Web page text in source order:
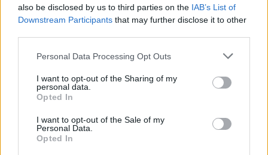
also be disclosed by us to third parties on the IAB’s List of
Downstream Participants that may further disclose it to other
Personal Data Processing Opt Outs
I want to opt-out of the Sharing of my
personal data.
Opted In
I want to opt-out of the Sale of my
Personal Data.
Opted In
šmartno ob paki
šaleški biser pitniki
SORODNE NOVICE
Ob povečanem številu podtaknjenih
požarov pozivi občanom k takojšnjemu